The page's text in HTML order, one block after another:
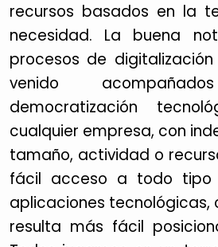
recursos basados en la
necesidad. La buena
procesos de
venido
democratización
cualquier empresa, con
tamaño, actividad o
fácil acceso a todo tipo
aplicaciones tecnológicas,
resulta más fácil